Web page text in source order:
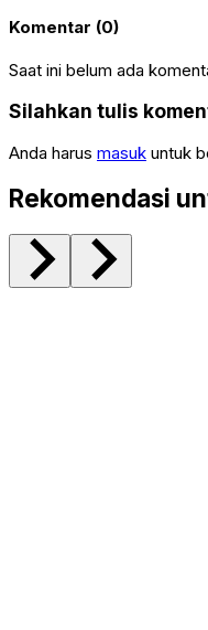
Komentar (0)
Saat ini belum ada
Silahkan tulis
Anda harus masuk untuk
Rekomendasi